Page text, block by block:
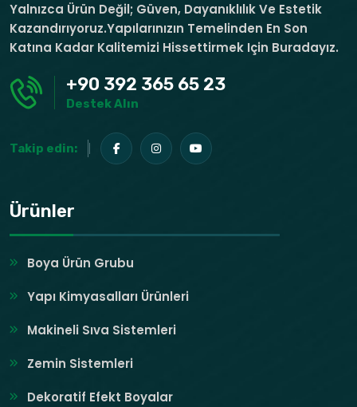
Yalnızca Ürün Değil; Güven, Dayanıklılık Ve Estetik
Kazandırıyoruz.Yapılarınızın Temelinden En Son
Katına Kadar Kalitemizi Hissettirmek Için Buradayız.
+90 392 365 65 23
Destek Alın
Takip edin:
Ürünler
Boya Ürün Grubu
Yapı Kimyasalları Ürünleri
Makineli Sıva Sistemleri
Zemin Sistemleri
Dekoratif Efekt Boyalar